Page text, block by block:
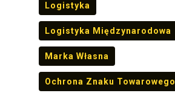
Logistyka
Logistyka Międzynarodowa
Marka Własna
Ochrona Znaku Towarowego